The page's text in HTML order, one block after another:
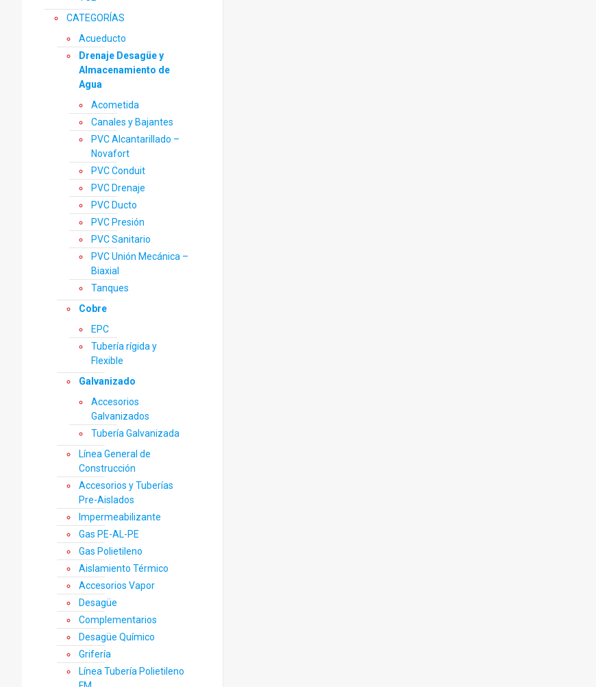
CATEGORÍAS
Acueducto
Drenaje Desagüe y
Almacenamiento de
Agua
Acometida
Canales y Bajantes
PVC Alcantarillado –
Novafort
PVC Conduit
PVC Drenaje
PVC Ducto
PVC Presión
PVC Sanitario
PVC Unión Mecánica –
Biaxial
Tanques
Cobre
EPC
Tubería rígida y
Flexible
Galvanizado
Accesorios
Galvanizados
Tubería Galvanizada
Línea General de
Construcción
Accesorios y Tuberías
Pre-Aislados
Impermeabilizante
Gas PE-AL-PE
Gas Polietileno
Aislamiento Térmico
Accesorios Vapor
Desagüe
Complementarios
Desagüe Químico
Grifería
Línea Tubería Polietileno